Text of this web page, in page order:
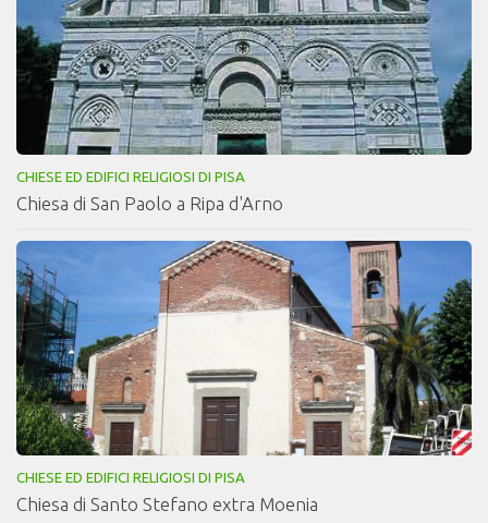
CHIESE ED EDIFICI RELIGIOSI DI PISA
Chiesa di San Paolo a Ripa d'Arno
CHIESE ED EDIFICI RELIGIOSI DI PISA
Chiesa di Santo Stefano extra Moenia